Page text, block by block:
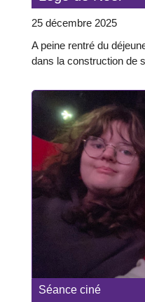
25 décembre 2025
A peine rentré du
dans la construction de
Séance ciné